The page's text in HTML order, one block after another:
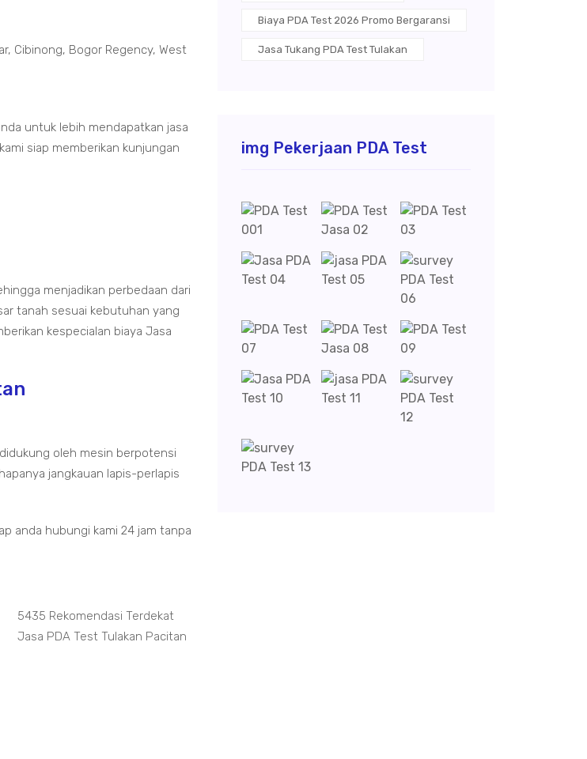
Cibinong, Bogor Regency, West
untuk lebih mendapatkan jasa
siap memberikan kunjungan
menjadikan perbedaan dari
tanah sesuai kebutuhan yang
kespecialan biaya Jasa
oleh mesin berpotensi
jangkauan lapis-perlapis
anda hubungi kami 24 jam tanpa
5435 Rekomendasi Terdekat
Jasa PDA Test Tulakan Pacitan
Biaya PDA Test 2026 Promo Bergaransi
Jasa Tukang PDA Test Tulakan
img Pekerjaan PDA Test